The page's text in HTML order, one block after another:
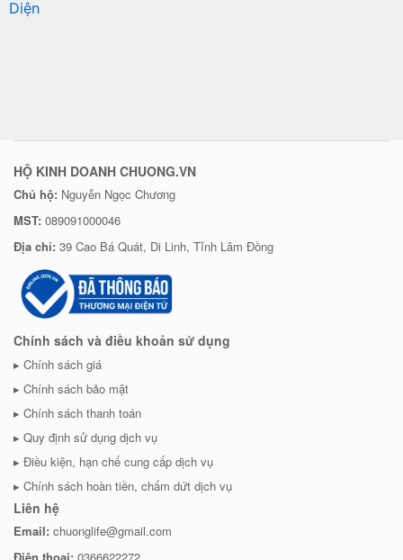
Diện
HỘ KINH DOANH CHUONG.VN
Chủ hộ: Nguyễn Ngọc Chương
MST: 089091000046
Địa chỉ: 39 Cao Bá Quát, Di Linh, Tỉnh Lâm Đồng
Chính sách và điều khoản sử dụng
Chính sách giá
Chính sách bảo mật
Chính sách thanh toán
Quy định sử dụng dịch vụ
Điều kiện, hạn chế cung cấp dịch vụ
Chính sách hoàn tiền, chấm dứt dịch vụ
Liên hệ
Email: chuonglife@gmail.com